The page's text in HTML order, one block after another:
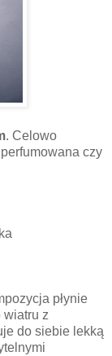
. Celowo
czy
płynie
z
do siebie lekką